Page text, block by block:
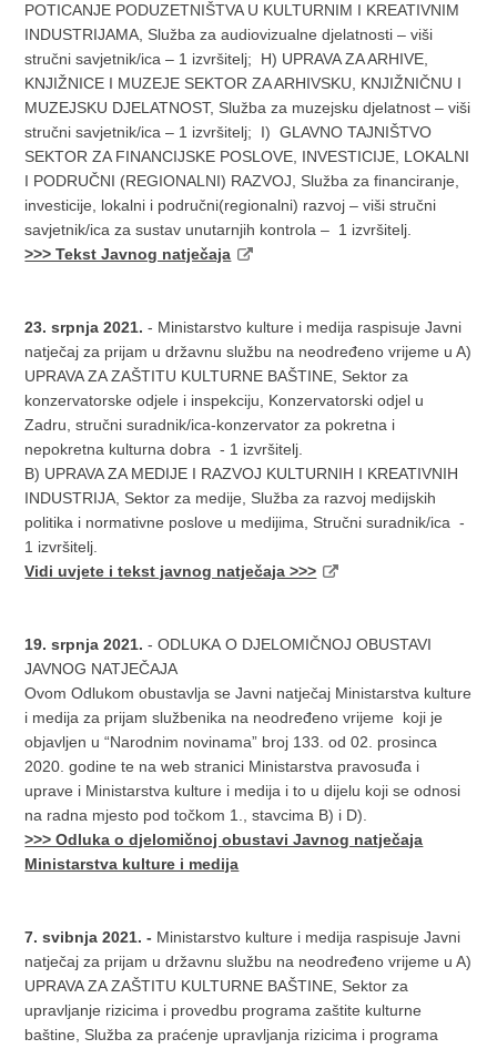
POTICANJE PODUZETNIŠTVA U KULTURNIM I KREATIVNIM
INDUSTRIJAMA, Služba za audiovizualne djelatnosti – viši
stručni savjetnik/ica – 1 izvršitelj; H) UPRAVA ZA ARHIVE,
KNJIŽNICE I MUZEJE SEKTOR ZA ARHIVSKU, KNJIŽNIČNU I
MUZEJSKU DJELATNOST, Služba za muzejsku djelatnost – viši
stručni savjetnik/ica – 1 izvršitelj; I) GLAVNO TAJNIŠTVO
SEKTOR ZA FINANCIJSKE POSLOVE, INVESTICIJE, LOKALNI
I PODRUČNI (REGIO­NALNI) RAZVOJ, Služba za financiranje,
investicije, lokalni i područni(regionalni) razvoj – viši stručni
savjetnik/ica za sustav unutarnjih kontrola – 1 izvršitelj.
>>> Tekst Javnog natječaja
23. srpnja 2021. - Ministarstvo kulture i medija raspisuje Javni
natječaj za prijam u državnu službu na neodređeno vrijeme u A)
UPRAVA ZA ZAŠTITU KULTURNE BAŠTINE, Sektor za
konzervatorske odjele i inspekciju, Konzervatorski odjel u
Zadru, stručni suradnik/ica-konzervator za pokretna i
nepokretna kulturna dobra - 1 izvršitelj.
B) UPRAVA ZA MEDIJE I RAZVOJ KULTURNIH I KREATIVNIH
INDUSTRIJA, Sektor za medije, Služba za razvoj medijskih
politika i normativne poslove u medijima, Stručni suradnik/ica -
1 izvršitelj.
Vidi uvjete i tekst javnog natječaja >>>
19. srpnja 2021. - ODLUKA O DJELOMIČNOJ OBUSTAVI
JAVNOG NATJEČAJA
Ovom Odlukom obustavlja se Javni natječaj Ministarstva kulture
i medija za prijam službenika na neodređeno vrijeme koji je
objavljen u “Narodnim novinama” broj 133. od 02. prosinca
2020. godine te na web stranici Ministarstva pravosuđa i
uprave i Ministarstva kulture i medija i to u dijelu koji se odnosi
na radna mjesto pod točkom 1., stavcima B) i D).
>>> Odluka o djelomičnoj obustavi Javnog natječaja
Ministarstva kulture i medija
7. svibnja 2021. - Ministarstvo kulture i medija raspisuje Javni
natječaj za prijam u državnu službu na neodređeno vrijeme u A)
UPRAVA ZA ZAŠTITU KULTURNE BAŠTINE, Sektor za
upravljanje rizicima i provedbu programa zaštite kulturne
baštine, Služba za praćenje upravljanja rizicima i programa